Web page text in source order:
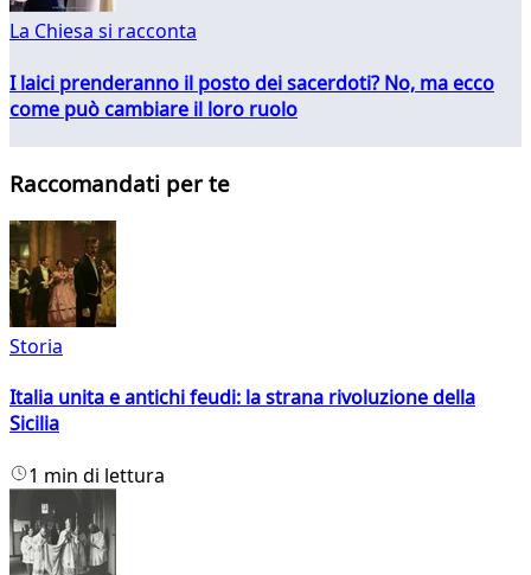
La Chiesa si racconta
I laici prenderanno il posto dei sacerdoti? No, ma ecco
come può cambiare il loro ruolo
Raccomandati per te
Storia
Italia unita e antichi feudi: la strana rivoluzione della
Sicilia
1 min di lettura